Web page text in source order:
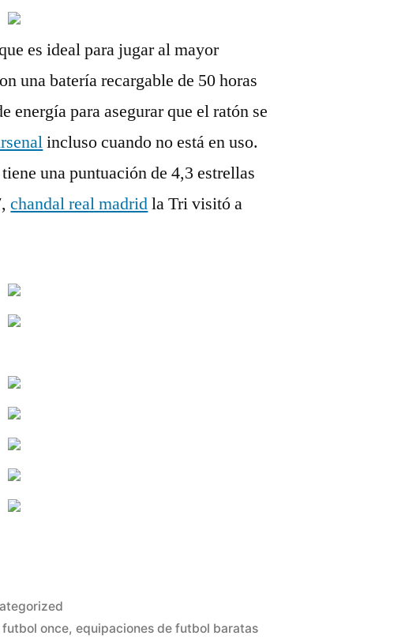
es ideal para jugar al mayor
una batería recargable de 50 horas
energía para asegurar que el ratón se
incluso cuando no está en uso.
una puntuación de 4,3 estrellas
chandal real madridla Tri visitó a
once,equipaciones de futbol baratas